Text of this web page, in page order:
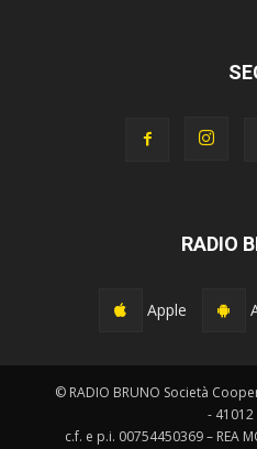
RADIO
Apple
© RADIO BRUNO Società
-
c.f. e p.i. 00754450369 – REA